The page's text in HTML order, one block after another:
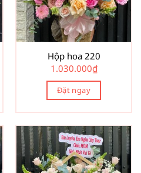
Hộp hoa 220
1.030.000₫
Đặt ngay